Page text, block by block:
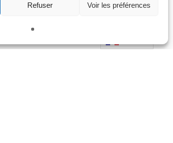
Refuser Voir les préférences